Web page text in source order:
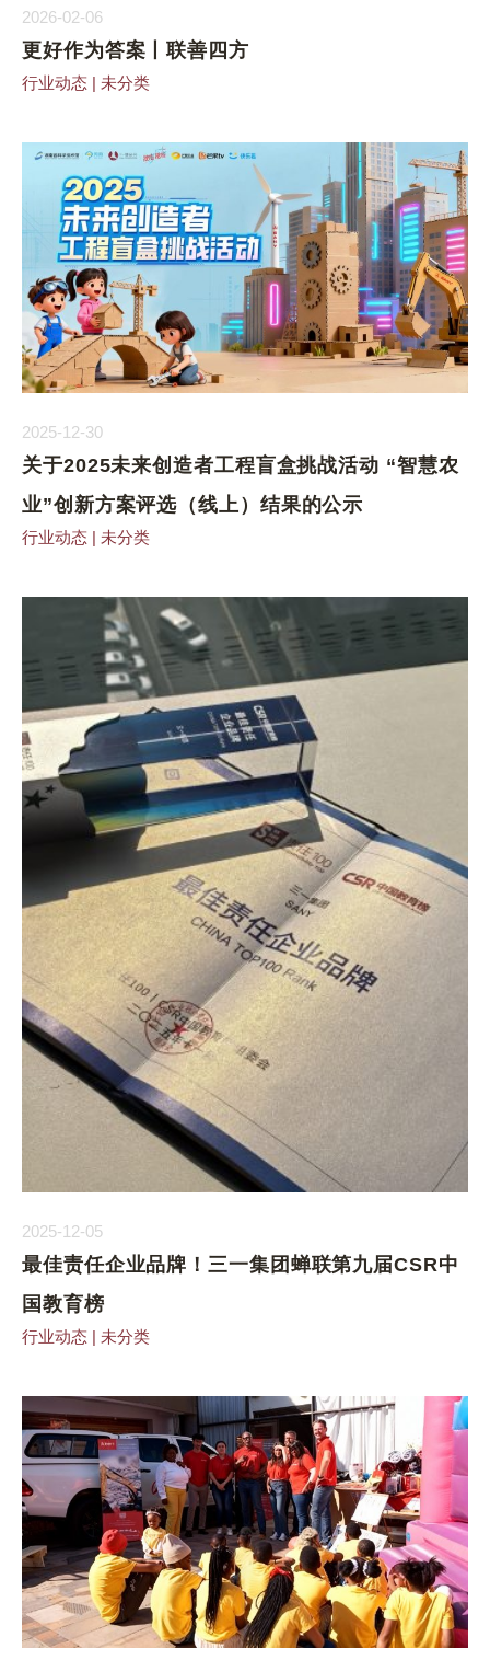
2026-02-06
更好作为答案丨联善四方
行业动态 | 未分类
2025-12-30
关于2025未来创造者工程盲盒挑战活动 “智慧农
业”创新方案评选（线上）结果的公示
行业动态 | 未分类
2025-12-05
最佳责任企业品牌！三一集团蝉联第九届CSR中
国教育榜
行业动态 未分类